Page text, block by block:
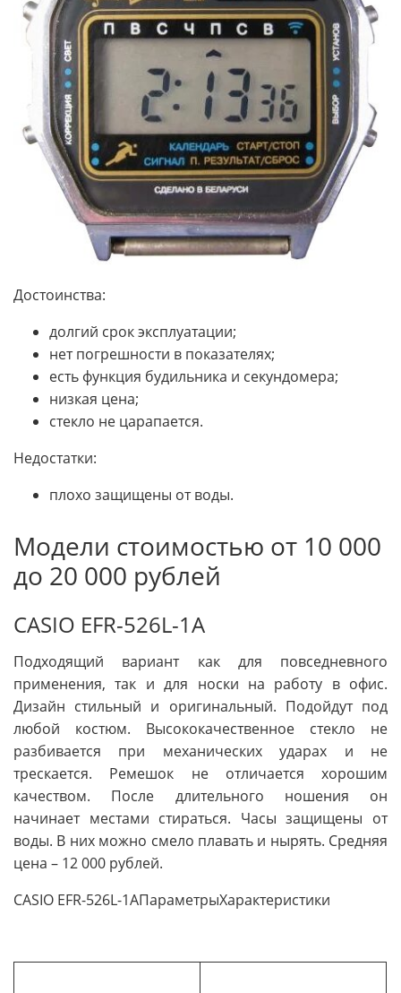
Достоинства:
долгий срок эксплуатации;
нет погрешности в показателях;
есть функция будильника и секундомера;
низкая цена;
стекло не царапается.
Недостатки:
плохо защищены от воды.
Модели стоимостью от 10 000
до 20 000 рублей
CASIO EFR-526L-1A
Подходящий вариант как для повседневного
применения, так и для носки на работу в офис.
Дизайн стильный и оригинальный. Подойдут под
любой костюм. Высококачественное стекло не
разбивается при механических ударах и не
трескается. Ремешок не отличается хорошим
качеством. После длительного ношения он
начинает местами стираться. Часы защищены от
воды. В них можно смело плавать и нырять. Средняя
цена – 12 000 рублей.
CASIO EFR-526L-1AПараметрыХарактеристики